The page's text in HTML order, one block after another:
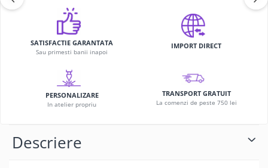
SATISFACTIE GARANTATA
Sau primesti banii inapoi
IMPORT DIRECT
PERSONALIZARE
In atelier propriu
TRANSPORT GRATUIT
La comenzi de peste 750 lei
Descriere